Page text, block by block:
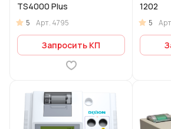
TS4000 Plus
5 Арт. 4795
Запросить КП
1202
5